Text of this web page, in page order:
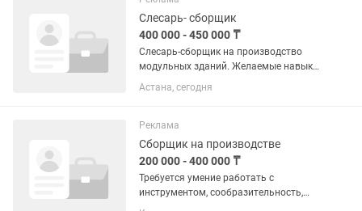
чувствуешь...
Слесарь- сборщик
400 000 - 450 000 ₸
Слесарь-сборщик на производство
модульных зданий. Желаемые навыки:
- сборка каркаса из
металлоконструкций - утепление
дверей - возведение стен и перегородок
из...
Астана, сегодня
Реклама
Сборщик на производстве
200 000 - 400 000 ₸
Требуется умение работать с
инструментом, сообразительность,
находчивость, желательно опыт